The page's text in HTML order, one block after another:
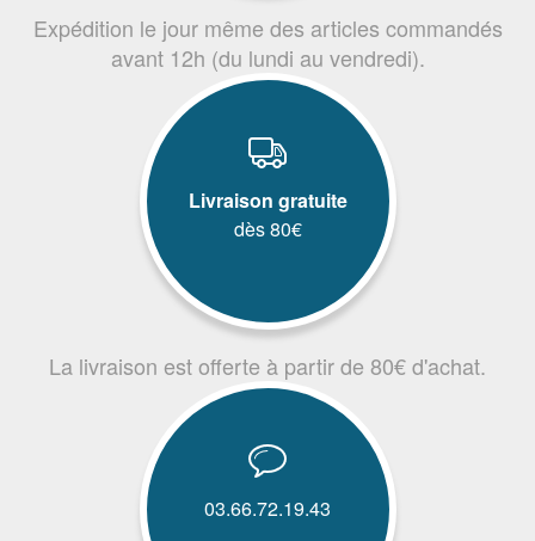
Expédition le jour même des articles commandés
avant 12h (du lundi au vendredi).
Livraison gratuite
dès 80€
La livraison est offerte à partir de 80€ d'achat.
03.66.72.19.43